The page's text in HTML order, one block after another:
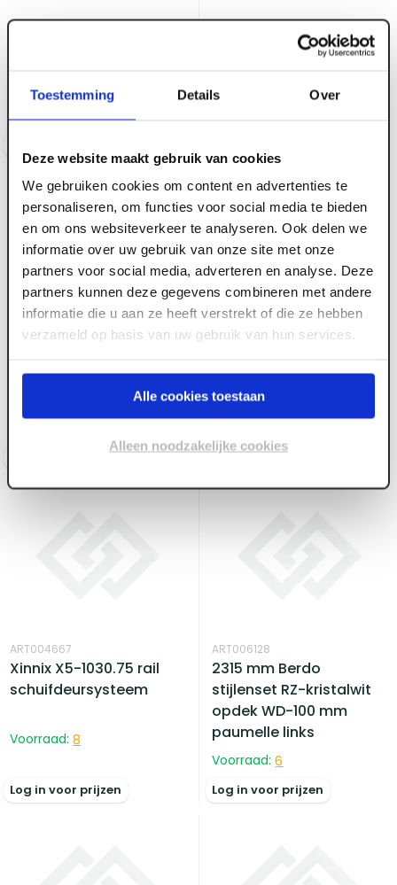
Toestemming Details Over
Deze website maakt gebruik van cookies
We gebruiken cookies om content en advertenties te
personaliseren, om functies voor social media te bieden
en om ons websiteverkeer te analyseren. Ook delen we
informatie over uw gebruik van onze site met onze
partners voor social media, adverteren en analyse. Deze
partners kunnen deze gegevens combineren met andere
informatie die u aan ze heeft verstrekt of die ze hebben
verzameld op basis van uw gebruik van hun services.
Alle cookies toestaan
Alleen noodzakelijke cookies
ART004671
Voorraad: 3
ART006126
930 mm Berdo
kristalwit WD-100 mm
ART004659
Log in voor prijzen
ART004647
deurh. 231,5 cm + 3
scharn. XA.A240 rechts
Log in voor prijzen
ART004667
Xinnix X5-1030.75 rail
schuifdeursysteem
Voorraad: 8
Log in voor prijzen
ART006128
2315 mm Berdo
stijlenset RZ-kristalwit
opdek WD-100 mm
paumelle links
Voorraad: 6
Log in voor prijzen